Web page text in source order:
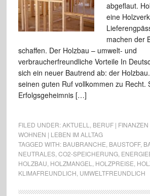
abgeflaut.
eine
machen der
schaffen. Der Holzbau – umwelt- und
verbraucherfreundliche Vorteile In
sich ein neuer Bautrend ab: der
seinen guten Ruf vollkommen zu Recht.
Erfolgsgeheimnis […]
FILED UNDER:AKTUELL BERUF |
WOHNEN | LEBEN IM ALLTAG
TAGGED WITH: BAUBRANCHE BAUSTOFF,
NEUTRALES, CO2-SPEICHERUNG,
HOLZBAU HOLZMANGEL HOLZPREISE
KLIMAFREUNDLICH UMWELTFREUNDLICH